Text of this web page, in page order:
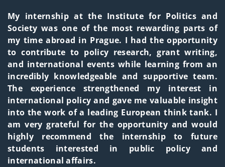
My internship at the Institute for Politics and
Society was one of the most rewarding parts of
my time abroad in Prague. I had the opportunity
to contribute to policy research, grant writing,
and international events while learning from an
incredibly knowledgeable and supportive team.
The experience strengthened my interest in
international policy and gave me valuable insight
into the work of a leading European think tank. I
am very grateful for the opportunity and would
highly recommend the internship to future
students interested in public policy and
international affairs.